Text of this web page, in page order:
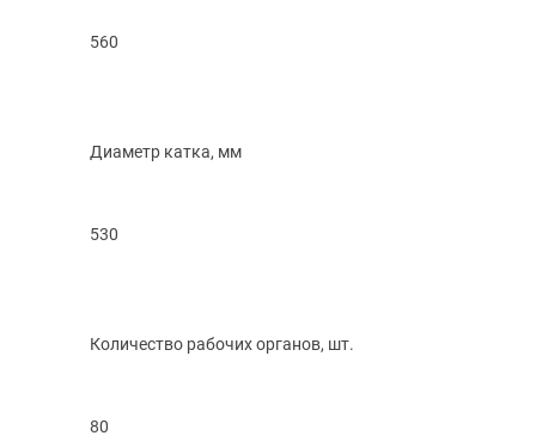
560
Диаметр катка, мм
530
Количество рабочих органов, шт.
80